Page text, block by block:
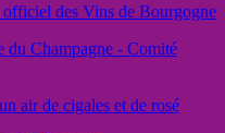
officiel des Vins de Bourgogne
du Champagne - Comité
air de cigales et de rosé